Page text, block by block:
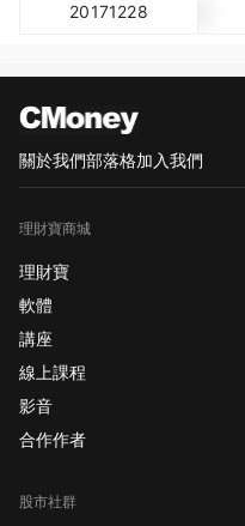
20171228
關於我們部落格加入我們
理財寶商城
理財寶
軟體
講座
線上課程
影音
合作作者
股市社群